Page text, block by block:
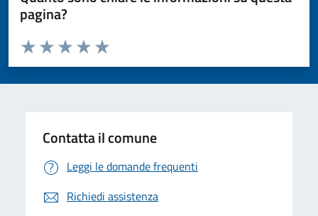
pagina?
Valuta da 1 a 5 stelle la pagina
Valuta 5 stelle su 5
Valuta 4 stelle su 5
Valuta 3 stelle su 5
Valuta 2 stelle su 5
Valuta 1 stelle su 5
Contatta il comune
Leggi le domande frequenti
Richiedi assistenza